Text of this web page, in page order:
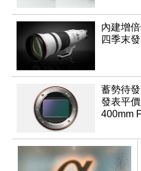
內建增
四季末
蓄勢待
發表平
400mm